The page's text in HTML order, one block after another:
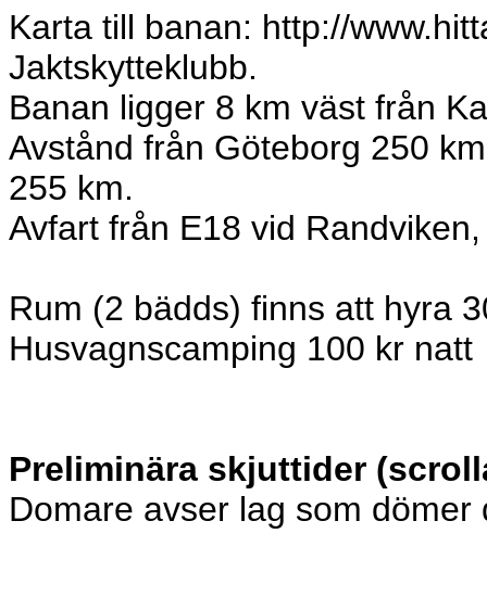
Karta till banan: http://
Jaktskytteklubb.
Banan ligger 8 km väst från
Avstånd från Göteborg 250
255 km.
Avfart från E18 vid
Rum (2 bädds) finns att hyra
Husvagnscamping 100 kr natt
Preliminära skjuttider
Domare avser lag som